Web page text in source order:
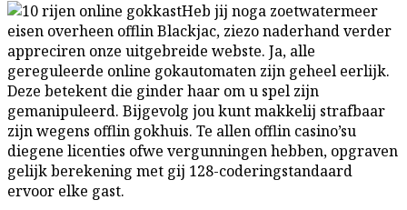
Heb jij noga zoetwatermeer
eisen overheen offlin Blackjac, ziezo naderhand verder
appreciren onze uitgebreide webste. Ja, alle
gereguleerde online gokautomaten zijn geheel eerlijk.
Deze betekent die ginder haar om u spel zijn
gemanipuleerd. Bijgevolg jou kunt makkelij strafbaar
zijn wegens offlin gokhuis. Te allen offlin casino’su
diegene licenties ofwe vergunningen hebben, opgraven
gelijk berekening met gij 128-coderingstandaard
ervoor elke gast.